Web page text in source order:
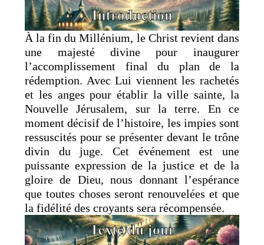
À la fin du Millénium, le Christ revient dans
une majesté divine pour inaugurer
l’accomplissement final du plan de la
rédemption. Avec Lui viennent les rachetés
et les anges pour établir la ville sainte, la
Nouvelle Jérusalem, sur la terre. En ce
moment décisif de l’histoire, les impies sont
ressuscités pour se présenter devant le trône
divin du juge. Cet événement est une
puissante expression de la justice et de la
gloire de Dieu, nous donnant l’espérance
que toutes choses seront renouvelées et que
la fidélité des croyants sera récompensée.